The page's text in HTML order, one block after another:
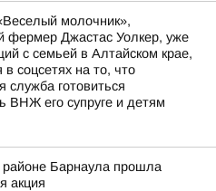
молочник»,
фермер Джастас Уолкер, уже
с семьей в Алтайском крае,
соцсетях на то, что
служба готовиться
ВНЖ его супруге и детям
Барнаула прошла
акция